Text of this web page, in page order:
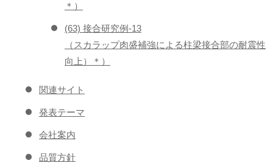
＊）
(63) 接合研究例-13
（スカラップ肉盛補強による柱梁接合部の耐震性
向上）＊）
関連サイト
発表テーマ
会社案内
品質方針